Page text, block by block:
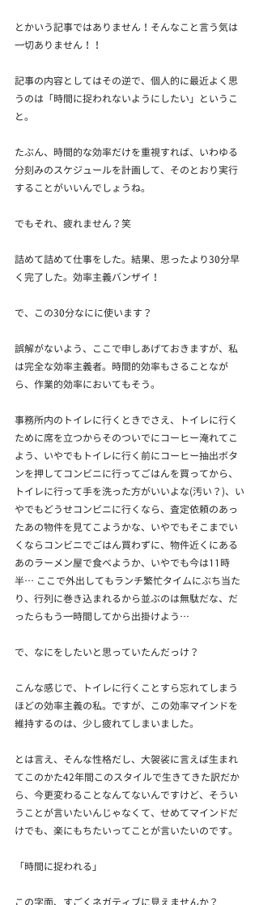
とかいう記事ではありません！そんなこと言う気は
一切ありません！！
記事の内容としてはその逆で、個人的に最近よく思
うのは「時間に捉われないようにしたい」というこ
と。
たぶん、時間的な効率だけを重視すれば、いわゆる
分刻みのスケジュールを計画して、そのとおり実行
することがいいんでしょうね。
でもそれ、疲れません？笑
詰めて詰めて仕事をした。結果、思ったより30分早
く完了した。効率主義バンザイ！
で、この30分なにに使います？
誤解がないよう、ここで申しあげておきますが、私
は完全な効率主義者。時間的効率もさることなが
ら、作業的効率においてもそう。
事務所内のトイレに行くときでさえ、トイレに行く
ために席を立つからそのついでにコーヒー淹れてこ
よう、いやでもトイレに行く前にコーヒー抽出ボタ
ンを押してコンビニに行ってごはんを買ってから、
トイレに行って手を洗った方がいいよな(汚い？)、い
やでもどうせコンビニに行くなら、査定依頼のあっ
たあの物件を見てこようかな、いやでもそこまでい
くならコンビニでごはん買わずに、物件近くにある
あのラーメン屋で食べようか、いやでも今は11時
半… ここで外出してもランチ繁忙タイムにぶち当た
り、行列に巻き込まれるから並ぶのは無駄だな、だ
ったらもう一時間してから出掛けよう…
で、なにをしたいと思っていたんだっけ？
こんな感じで、トイレに行くことすら忘れてしまう
ほどの効率主義の私。ですが、この効率マインドを
維持するのは、少し疲れてしまいました。
とは言え、そんな性格だし、大袈裟に言えば生まれ
てこのかた42年間このスタイルで生きてきた訳だか
ら、今更変わることなんてないんですけど、そうい
うことが言いたいんじゃなくて、せめてマインドだ
けでも、楽にもちたいってことが言いたいのです。
「時間に捉われる」
この字面、すごくネガティブに見えませんか？